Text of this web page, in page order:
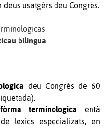
usatgèrs deu Congrès.
bilingua
deu Congrès de 60
terminologica entà
lexics especializats, en